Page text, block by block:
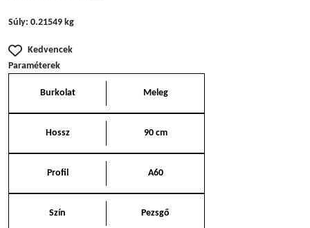
Súly: 0.21549 kg
Kedvencek
Paraméterek
Burkolat Meleg
Hossz 90 cm
Profil A60
Szín Pezsgő